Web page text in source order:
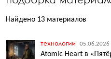
Найдено 13 материалов
технологии 05.06.2026
Atomic Heart в